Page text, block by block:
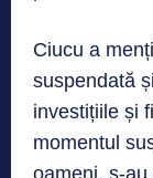
Ciucu a
suspendată
investițiile și
momentul
oameni, s-au